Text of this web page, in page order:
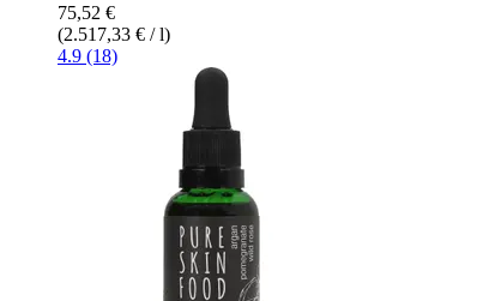
75,52 €
(2.517,33 € / l)
4.9 (18)